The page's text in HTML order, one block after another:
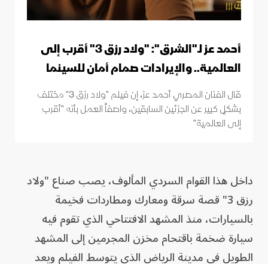
أحمد عز لـ"الشرق": "ولاد رزق 3" أقرب إلى
العالمية.. والإيرادات صمام أمان للسينما
قال الفنان المصري أحمد عز، إن فيلم "ولاد رزق 3" مختلف
بشكلٍ كبير عن الجزئين السابقين، واصفاً العمل بأنه "أقرب
إلى العالمية"
داخل هذا القوام السردي المألوف، يصب صناع "ولاد
رزق 3" قصة سرقة ومعارك ومطاردات فخيمة
بالسيارات، منذ المشهد الافتتاحي الذي تقوم فيه
سيارة ضخمة باقتحام مخزن المجرمين إلى المشهد
الطويل في مدينة الرياض الذي يتوسط الفيلم ويعد